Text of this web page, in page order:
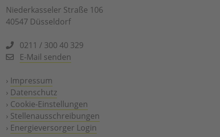
Niederkasseler Straße 106
40547 Düsseldorf
0211 / 300 40 329
E-Mail senden
› Impressum
› Datenschutz
› Cookie-Einstellungen
› Stellenausschreibungen
› Energieversorger Login